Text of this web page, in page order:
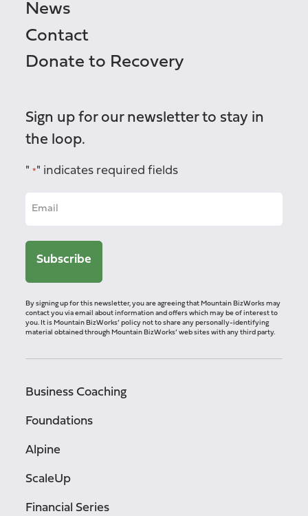
News
Contact
Donate to Recovery
Sign up for our newsletter to stay in
the loop.
" *" indicates required fields
By signing up for this newsletter, you are agreeing that Mountain BizWorks may
contact you via email about information and offers which may be of interest to
you. It is Mountain BizWorks’ policy not to share any personally-identifying
material obtained through Mountain BizWorks’ web sites with any third party.
Business Coaching
Foundations
Alpine
ScaleUp
Financial Series